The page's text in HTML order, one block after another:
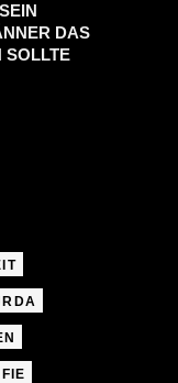
DAS
SOLLTE